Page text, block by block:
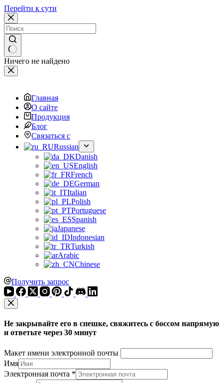
Перейти к сути
Ничего не найдено
Главная
О сайте
Продукция
Блог
Связаться с
Russian
Danish
English
French
German
Italian
Polish
Portuguese
Spanish
Japanese
Indonesian
Turkish
Arabic
Chinese
Получить запрос
Не закрывайте его в спешке, свяжитесь с боссом напрямую
и ответьте через 30 минут
Макет имени электронной почты
Имя
Электронная почта *